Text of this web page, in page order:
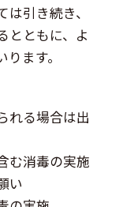
引き続き、
とともに、よ
ます。
れる場合は出
む消毒の実施
い